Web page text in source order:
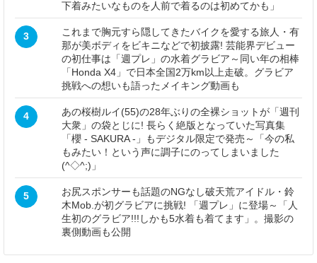
下着みたいなものを人前で着るのは初めてかも」
3
これまで胸元すら隠してきたバイクを愛する旅人・有
那が美ボディをビキニなどで初披露! 芸能界デビュー
の初仕事は「週プレ」の水着グラビア～同い年の相棒
「Honda X4」で日本全国2万km以上走破。グラビア
挑戦への想いも語ったメイキング動画も
4
あの桜樹ルイ(55)の28年ぶりの全裸ショットが「週刊
大衆」の袋とじに! 長らく絶版となっていた写真集
「櫻 - SAKURA -」もデジタル限定で発売～「今の私
もみたい！という声に調子にのってしまいました
(^◇^;)」
5
お尻スポンサーも話題のNGなし破天荒アイドル・鈴
木Mob.が初グラビアに挑戦! 「週プレ」に登場～「人
生初のグラビア!!!しかも5水着も着てます」。撮影の
裏側動画も公開